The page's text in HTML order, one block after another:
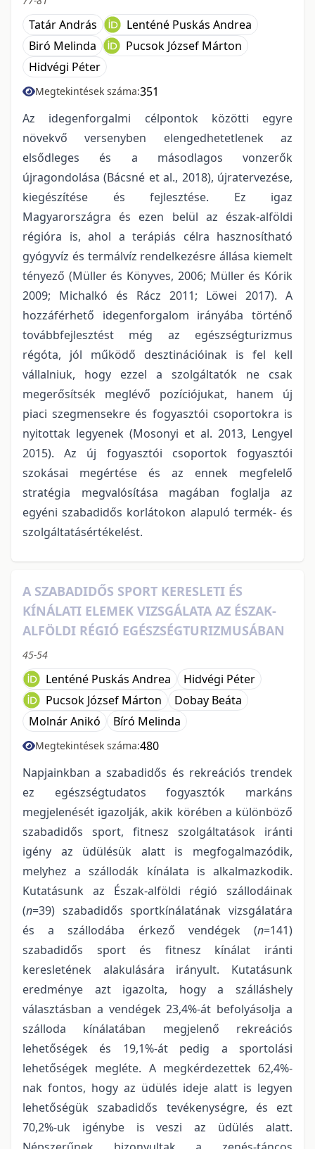
Tatár András
Lenténé Puskás Andrea
Biró Melinda
Pucsok József Márton
Hidvégi Péter
Megtekintések száma:351
Az idegenforgalmi célpontok közötti egyre
növekvő versenyben elengedhetetlenek az
elsődleges és a másodlagos vonzerők
újragondolása (Bácsné et al., 2018), újratervezése,
kiegészítése és fejlesztése. Ez igaz
Magyarországra és ezen belül az észak-alföldi
régióra is, ahol a terápiás célra hasznosítható
gyógyvíz és termálvíz rendelkezésre állása kiemelt
tényező (Müller és Könyves, 2006; Müller és Kórik
2009; Michalkó és Rácz 2011; Löwei 2017). A
hozzáférhető idegenforgalom irányába történő
továbbfejlesztést még az egészségturizmus
régóta, jól működő desztinációinak is fel kell
vállalniuk, hogy ezzel a szolgáltatók ne csak
megerősítsék meglévő pozíciójukat, hanem új
piaci szegmensekre és fogyasztói csoportokra is
nyitottak legyenek (Mosonyi et al. 2013, Lengyel
2015). Az új fogyasztói csoportok fogyasztói
szokásai megértése és az ennek megfelelő
stratégia megvalósítása magában foglalja az
egyéni szabadidős korlátokon alapuló termék- és
szolgáltatásértékelést.
A SZABADIDŐS SPORT KERESLETI ÉS
KÍNÁLATI ELEMEK VIZSGÁLATA AZ ÉSZAK-
ALFÖLDI RÉGIÓ EGÉSZSÉGTURIZMUSÁBAN
45-54
Lenténé Puskás Andrea
Hidvégi Péter
Pucsok József Márton
Dobay Beáta
Molnár Anikó
Bíró Melinda
Megtekintések száma:480
Napjainkban a szabadidős és rekreációs trendek
ez egészségtudatos fogyasztók markáns
megjelenését igazolják, akik körében a különböző
szabadidős sport, fitnesz szolgáltatások iránti
igény az üdülésük alatt is megfogalmazódik,
melyhez a szállodák kínálata is alkalmazkodik.
Kutatásunk az Észak-alföldi régió szállodáinak
(n=39) szabadidős sportkínálatának vizsgálatára
és a szállodába érkező vendégek (n=141)
szabadidős sport és fitnesz kínálat iránti
keresletének alakulására irányult. Kutatásunk
eredménye azt igazolta, hogy a szálláshely
választásban a vendégek 23,4%-át befolyásolja a
szálloda kínálatában megjelenő rekreációs
lehetőségek és 19,1%-át pedig a sportolási
lehetőségek megléte. A megkérdezettek 62,4%-
nak fontos, hogy az üdülés ideje alatt is legyen
lehetőségük szabadidős tevékenységre, és ezt
70,2%-uk igénybe is veszi az üdülés alatt.